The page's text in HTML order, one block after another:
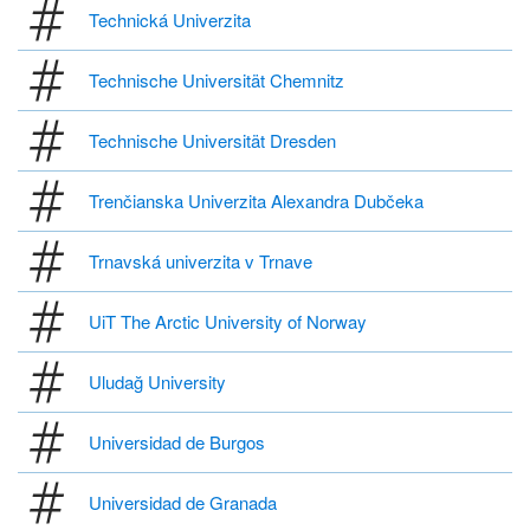
Technická Univerzita
Technische Universität Chemnitz
Technische Universität Dresden
Trenčianska Univerzita Alexandra Dubčeka
Trnavská univerzita v Trnave
UiT The Arctic University of Norway
Uludağ University
Universidad de Burgos
Universidad de Granada